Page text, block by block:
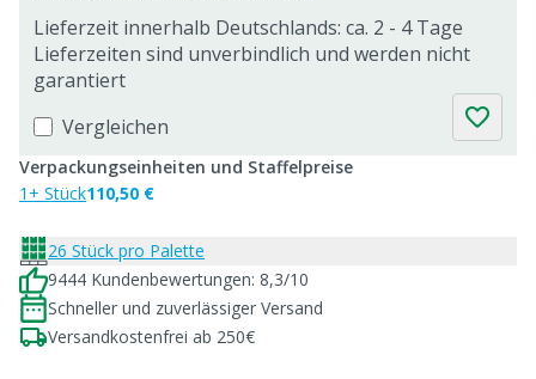
Lieferzeit innerhalb Deutschlands: ca. 2 - 4 Tage
Lieferzeiten sind unverbindlich und werden nicht
garantiert
Vergleichen
Verpackungseinheiten und Staffelpreise
1+ Stück110,50 €
26 Stück pro Palette
9444 Kundenbewertungen: 8,3/10
Schneller und zuverlässiger Versand
Versandkostenfrei ab 250€